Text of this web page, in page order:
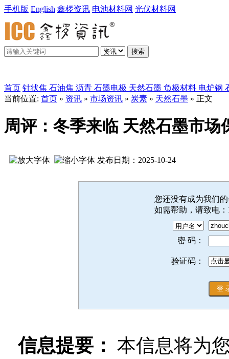
手机版 English 鑫椤资讯 电池材料网 光伏材料网
搜索
首页 针状焦 石油焦 沥青 石墨电极 天然石墨 负极材料 电炉钢
当前位置: 首页 » 资讯 » 市场资讯 » 炭素 » 天然石墨 » 正文
周评：冬季来临 天然石墨市场
发布日期：2025-10-24
您还没有成为我们
如需帮助，请致电：
密 码：
验证码：
信息提要： 本信息将为